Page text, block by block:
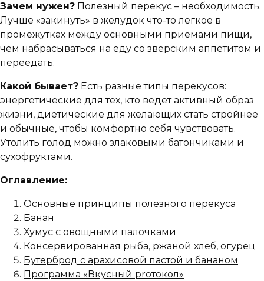
Зачем нужен? Полезный перекус – необходимость.
Лучше «закинуть» в желудок что-то легкое в
промежутках между основными приемами пищи,
чем набрасываться на еду со зверским аппетитом и
переедать.
Какой бывает? Есть разные типы перекусов:
энергетические для тех, кто ведет активный образ
жизни, диетические для желающих стать стройнее
и обычные, чтобы комфортно себя чувствовать.
Утолить голод можно злаковыми батончиками и
сухофруктами.
Оглавление:
Основные принципы полезного перекуса
Банан
Хумус с овощными палочками
Консервированная рыба, ржаной хлеб, огурец
Бутерброд с арахисовой пастой и бананом
Программа «Вкусный proтокол»